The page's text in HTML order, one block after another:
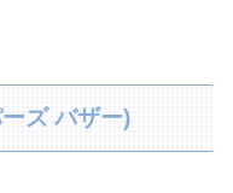
ズ バザー)